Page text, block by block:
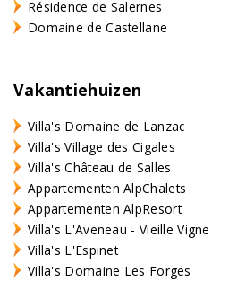
Résidence de Salernes
Domaine de Castellane
Vakantiehuizen
Villa's Domaine de Lanzac
Villa's Village des Cigales
Villa's Château de Salles
Appartementen AlpChalets
Appartementen AlpResort
Villa's L'Aveneau - Vieille Vigne
Villa's L'Espinet
Villa's Domaine Les Forges